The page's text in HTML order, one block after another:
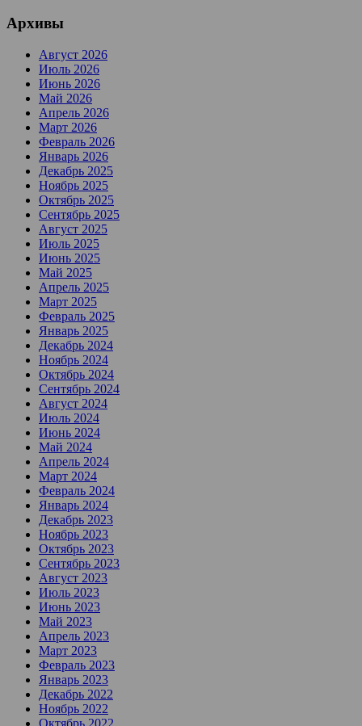
Архивы
Август 2026
Июль 2026
Июнь 2026
Май 2026
Апрель 2026
Март 2026
Февраль 2026
Январь 2026
Декабрь 2025
Ноябрь 2025
Октябрь 2025
Сентябрь 2025
Август 2025
Июль 2025
Июнь 2025
Май 2025
Апрель 2025
Март 2025
Февраль 2025
Январь 2025
Декабрь 2024
Ноябрь 2024
Октябрь 2024
Сентябрь 2024
Август 2024
Июль 2024
Июнь 2024
Май 2024
Апрель 2024
Март 2024
Февраль 2024
Январь 2024
Декабрь 2023
Ноябрь 2023
Октябрь 2023
Сентябрь 2023
Август 2023
Июль 2023
Июнь 2023
Май 2023
Апрель 2023
Март 2023
Февраль 2023
Январь 2023
Декабрь 2022
Ноябрь 2022
Октябрь 2022